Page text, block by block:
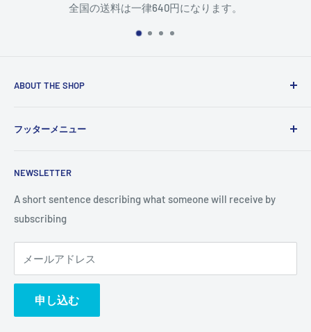
全国の送料は一律640円になります。
ABOUT THE SHOP
and vision. You can change it in the theme settings.
フッターメニュー
NEWSLETTER
A short sentence describing what someone will receive by
subscribing
メールアドレス
申し込む